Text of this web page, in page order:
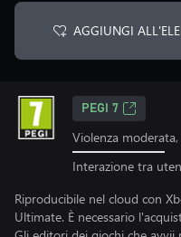
AGGIUNGI
PEGI 7
Violenza
Interazione tra
Riproducibile nel cloud con
Ultimate. È necessario